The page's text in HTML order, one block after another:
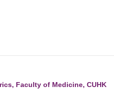
Faculty of Medicine, CUHK